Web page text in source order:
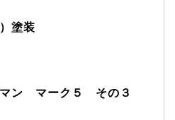
塗装
マン マーク５ その３